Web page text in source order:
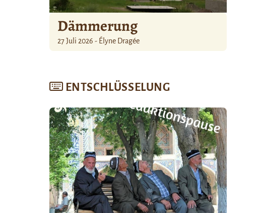
Dämmerung
27 Juli 2026 - Élyne Dragée
ENTSCHLÜSSELUNG